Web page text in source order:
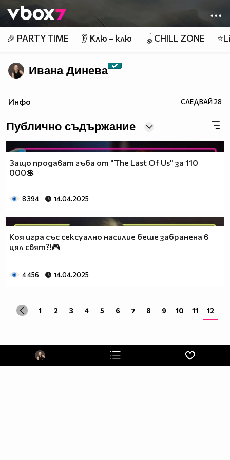
👾
🎉 PARTY TIME 👂 Клю – клю 🪀CHILL ZONE
Ивана Динева
Инфо СЛЕДВАЙ28
Публично съдържание
Защо продават гъба от "The Last Of Us" за 110
000💲
8 394 14.04.2025
Коя игра със сексуално насилие беше забранена в
цял свят?!🎮
4 456 14.04.2025
1 2 3 4 5 6 7 8 9 10 11 12